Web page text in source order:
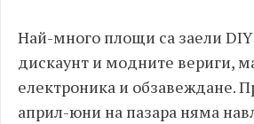
Най-много площи са заели
дискаунт и модните вериги,
електроника и обзавеждане.
април-юни на пазара няма